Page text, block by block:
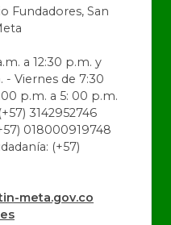
Fundadores, San
a 12:30 p.m. y
- Viernes de 7:30
p.m. a 5: 00 p.m.
3142952746
018000919748
(+57)
meta.gov.co